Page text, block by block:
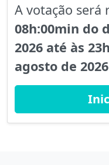
A votação será
08h:00min do
2026 até às
agosto de 2026